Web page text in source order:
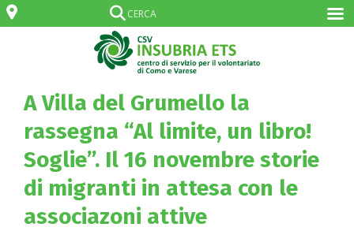
A Villa del Grumello la
rassegna “Al limite, un libro!
Soglie”. Il 16 novembre storie
di migranti in attesa con le
associazoni attive